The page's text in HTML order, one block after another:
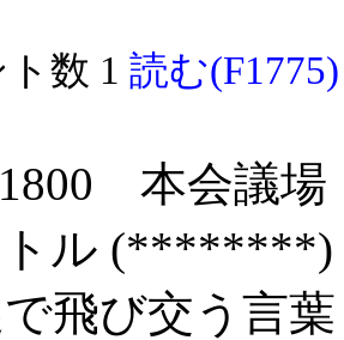
数 1 読む(F1775)
1800 本会議
ル (********)
で飛び交う言